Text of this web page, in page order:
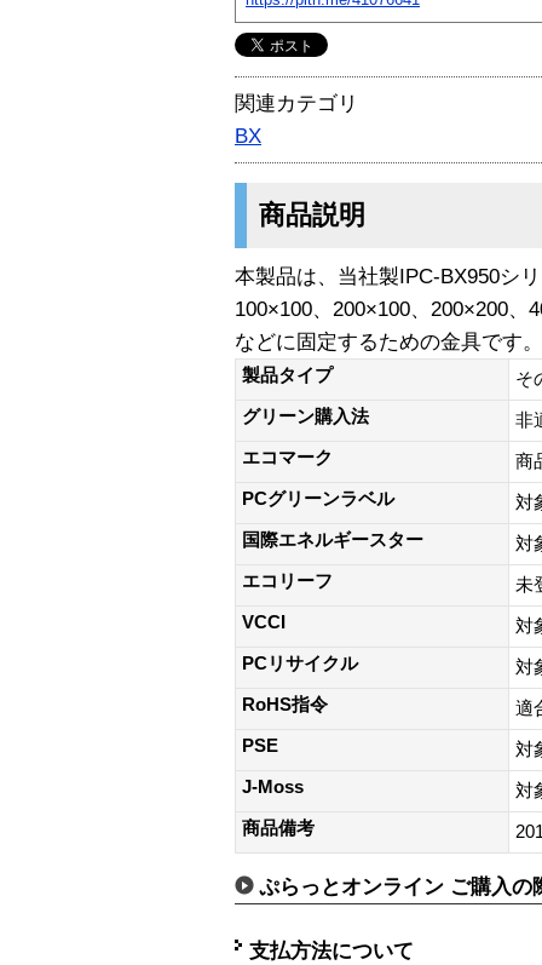
関連カテゴリ
BX
商品説明
本製品は、当社製IPC-BX950シ
100×100、200×100、200×200
などに固定するための金具です。
製品タイプ
そ
グリーン購入法
非
エコマーク
商
PCグリーンラベル
対
国際エネルギースター
対
エコリーフ
未
VCCI
対
PCリサイクル
対
RoHS指令
適
PSE
対
J-Moss
対
商品備考
ぷらっとオンライン ご購入の
支払方法について